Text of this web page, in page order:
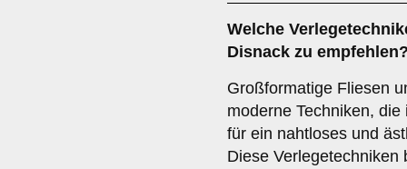
Welche
Disnack zu
Großformatige Fliesen
moderne Techniken,
für ein nahtloses und
Diese Verlegetechniken